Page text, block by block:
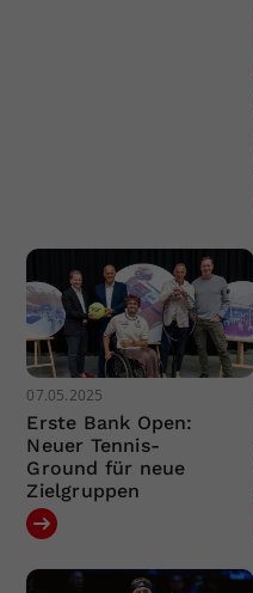
07.05.2025
Erste Bank Open:
Neuer Tennis-
Ground für neue
Zielgruppen